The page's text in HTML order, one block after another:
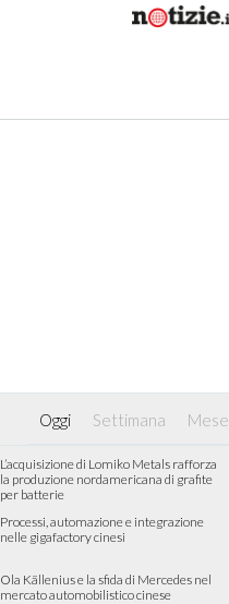
Oggi Settimana Mese
L’acquisizione di Lomiko Metals rafforza
la produzione nordamericana di grafite
per batterie
Processi, automazione e integrazione
nelle gigafactory cinesi
Ola Källenius e la sfida di Mercedes nel
mercato automobilistico cinese